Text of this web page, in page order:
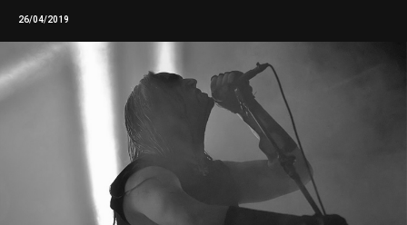
26/04/2019